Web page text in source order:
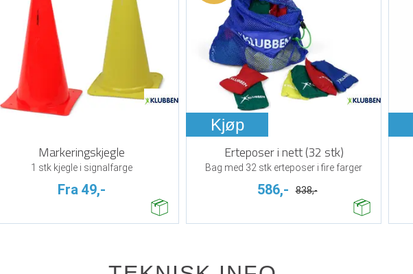
Markeringskjegle
1 stk kjegle i signalfarge
Fra 49,-
Kjøp
Erteposer i nett (32 stk)
Bag med 32 stk erteposer i fire farger
586,- 838,-